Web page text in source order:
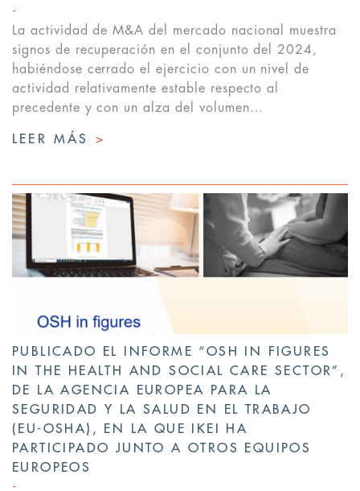
La actividad de M&A del mercado nacional muestra
signos de recuperación en el conjunto del 2024,
habiéndose cerrado el ejercicio con un nivel de
actividad relativamente estable respecto al
precedente y con un alza del volumen...
LEER MÁS >
PUBLICADO EL INFORME “OSH IN FIGURES
IN THE HEALTH AND SOCIAL CARE SECTOR”,
DE LA AGENCIA EUROPEA PARA LA
SEGURIDAD Y LA SALUD EN EL TRABAJO
(EU-OSHA), EN LA QUE IKEI HA
PARTICIPADO JUNTO A OTROS EQUIPOS
EUROPEOS